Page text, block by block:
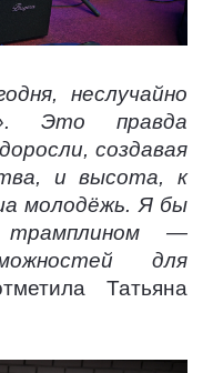
неслучайно
Это правда
создавая
и высота, к
молодёжь. Я бы
—
для
Татьяна